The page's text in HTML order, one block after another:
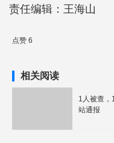
责任编辑：王海山
点赞 6
相关阅读
1人被查，
站通报